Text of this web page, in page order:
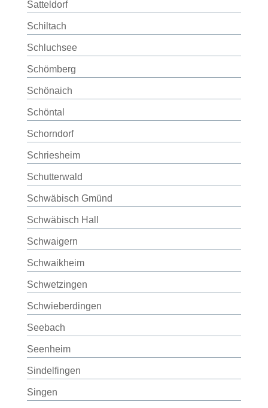
Satteldorf
Schiltach
Schluchsee
Schömberg
Schönaich
Schöntal
Schorndorf
Schriesheim
Schutterwald
Schwäbisch Gmünd
Schwäbisch Hall
Schwaigern
Schwaikheim
Schwetzingen
Schwieberdingen
Seebach
Seenheim
Sindelfingen
Singen